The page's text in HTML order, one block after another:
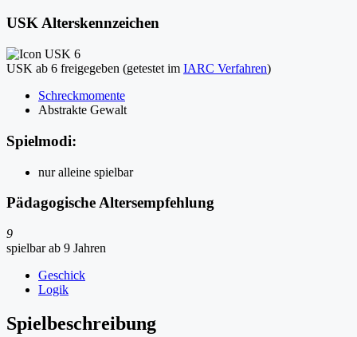
USK Alterskennzeichen
USK ab 6 freigegeben (getestet im IARC Verfahren)
Schreckmomente
Abstrakte Gewalt
Spielmodi:
nur alleine spielbar
Pädagogische Altersempfehlung
9
spielbar ab 9 Jahren
Geschick
Logik
Spielbeschreibung